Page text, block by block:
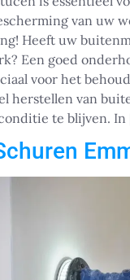
van uw
Heeft uw
Een goed
voor het
herstellen van
te blijven.